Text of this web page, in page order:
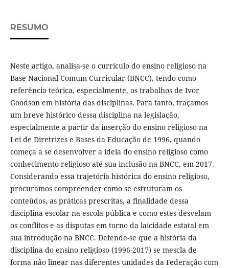
RESUMO
Neste artigo, analisa-se o currículo do ensino religioso na
Base Nacional Comum Curricular (BNCC), tendo como
referência teórica, especialmente, os trabalhos de Ivor
Goodson em história das disciplinas. Para tanto, traçamos
um breve histórico dessa disciplina na legislação,
especialmente a partir da inserção do ensino religioso na
Lei de Diretrizes e Bases da Educação de 1996, quando
começa a se desenvolver a ideia do ensino religioso como
conhecimento religioso até sua inclusão na BNCC, em 2017.
Considerando essa trajetória histórica do ensino religioso,
procuramos compreender como se estruturam os
conteúdos, as práticas prescritas, a finalidade dessa
disciplina escolar na escola pública e como estes desvelam
os conflitos e as disputas em torno da laicidade estatal em
sua introdução na BNCC. Defende-se que a história da
disciplina do ensino religioso (1996-2017) se mescla de
forma não linear nas diferentes unidades da Federação com